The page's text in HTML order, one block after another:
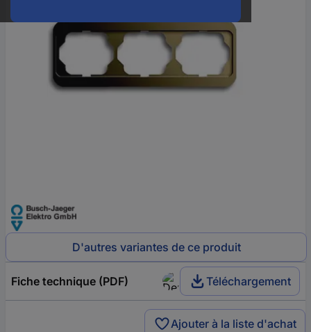
D'autres variantes de ce produit
Fiche technique (PDF) Téléchargement
Ajouter à la liste d'achat